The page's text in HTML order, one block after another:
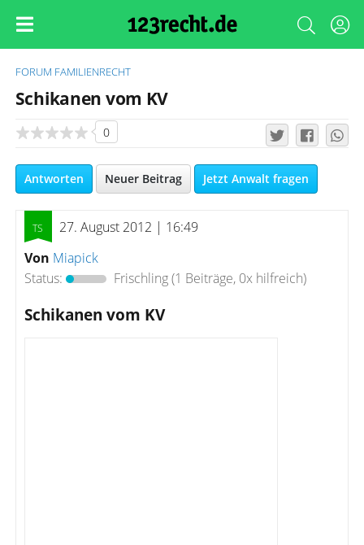
FORUM FAMILIENRECHT
Schikanen vom KV
0
Antworten Neuer Beitrag Jetzt Anwalt fragen
27. August 2012 | 16:49
Von Miapick
Status:
Frischling(1 Beiträge, 0x hilfreich)
Schikanen vom KV